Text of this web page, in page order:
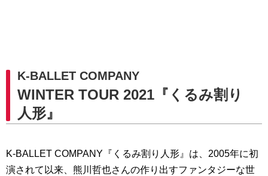
K-BALLET COMPANY
WINTER TOUR 2021『くるみ割り
人形』
K-BALLET COMPANY『くるみ割り人形』は、2005年に初
演されて以来、熊川哲也さんの作り出すファンタジーな世